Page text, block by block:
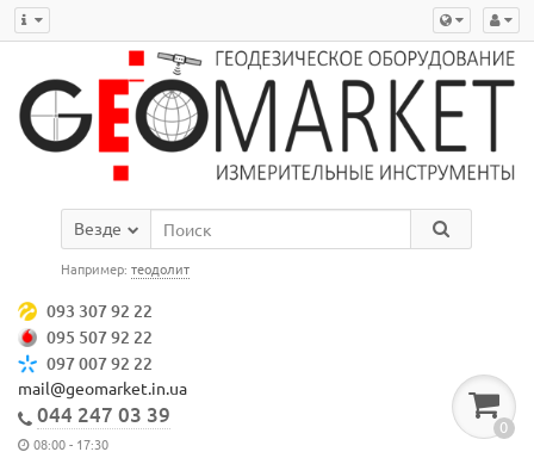
Везде
Например:теодолит
093 307 92 22
095 507 92 22
097 007 92 22
mail@geomarket.in.ua
044 247 03 39
08:00 - 17:30
0